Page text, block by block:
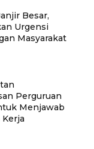
Besar,
Urgensi
Masyarakat
Perguruan
Menjawab